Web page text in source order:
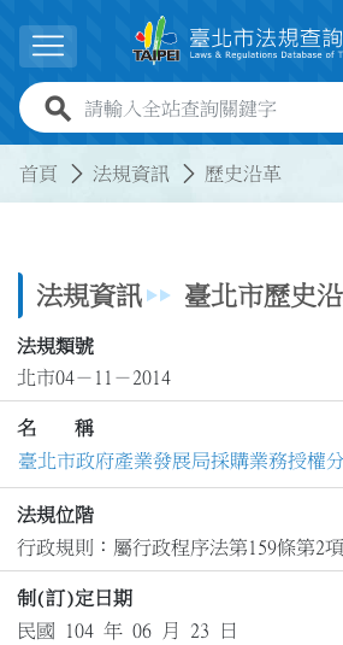
展開選單
全站查詢關鍵字欄位
首頁 法規資訊 歷史沿革
法規資訊 臺北市歷史
法規類號
北市04－11－2014
名 稱
臺北市政府產業發展局採購業務授權
法規位階
行政規則：屬行政程序法第159條第2
制(訂)定日期
民國 104 年 06 月 23 日